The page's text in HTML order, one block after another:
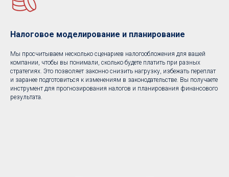
Налоговое моделирование и планирование
Мы просчитываем несколько сценариев налогообложения для вашей
компании, чтобы вы понимали, сколько будете платить при разных
стратегиях. Это позволяет законно снизить нагрузку, избежать переплат
и заранее подготовиться к изменениям в законодательстве. Вы получаете
инструмент для прогнозирования налогов и планирования финансового
результата.